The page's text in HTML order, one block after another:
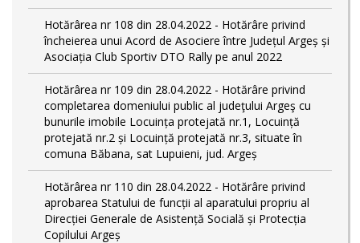
Hotărârea nr 108 din 28.04.2022 - Hotărâre privind
încheierea unui Acord de Asociere între Județul Argeș și
Asociația Club Sportiv DTO Rally pe anul 2022
Hotărârea nr 109 din 28.04.2022 - Hotărâre privind
completarea domeniului public al judeţului Argeş cu
bunurile imobile Locuința protejată nr.1, Locuință
protejată nr.2 și Locuință protejată nr.3, situate în
comuna Băbana, sat Lupuieni, jud. Argeș
Hotărârea nr 110 din 28.04.2022 - Hotărâre privind
aprobarea Statului de funcții al aparatului propriu al
Direcției Generale de Asistență Socială și Protecția
Copilului Argeș